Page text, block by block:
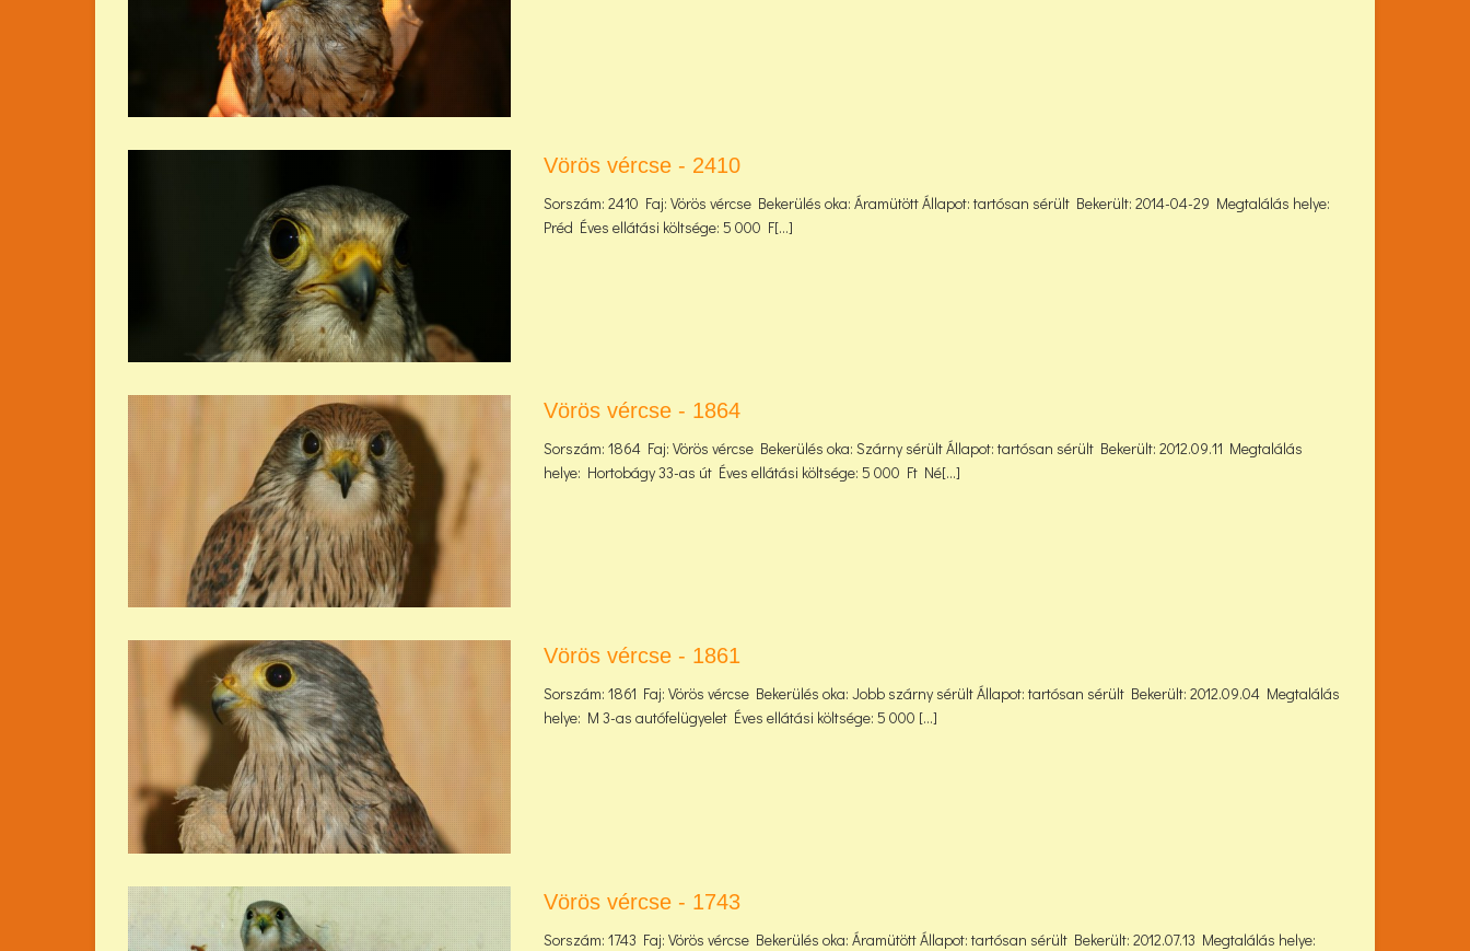
Vörös vércse - 2410
Sorszám: 2410 Faj: Vörös vércse Bekerülés oka: Áramütött Állapot: tartósan sérült Bekerült: 2014-04-29 Megtalálás helye:
Préd Éves ellátási költsége: 5 000 F[...]
Vörös vércse - 1864
Sorszám: 1864 Faj: Vörös vércse Bekerülés oka: Szárny sérült Állapot: tartósan sérült Bekerült: 2012.09.11 Megtalálás
helye: Hortobágy 33-as út Éves ellátási költsége: 5 000 Ft Né[...]
Vörös vércse - 1861
Sorszám: 1861 Faj: Vörös vércse Bekerülés oka: Jobb szárny sérült Állapot: tartósan sérült Bekerült: 2012.09.04 Megtalálás
helye: M 3-as autófelügyelet Éves ellátási költsége: 5 000 [...]
Vörös vércse - 1743
Sorszám: 1743 Faj: Vörös vércse Bekerülés oka: Áramütött Állapot: tartósan sérült Bekerült: 2012.07.13 Megtalálás helye: